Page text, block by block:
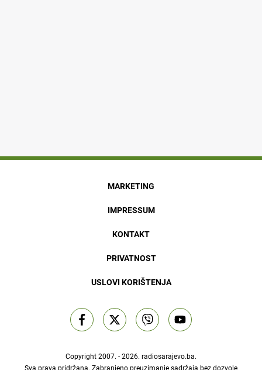
MARKETING
IMPRESSUM
KONTAKT
PRIVATNOST
USLOVI KORIŠTENJA
Copyright 2007. - 2026. radiosarajevo.ba.
Sva prava pridržana. Zabranjeno preuzimanje sadržaja bez dozvole